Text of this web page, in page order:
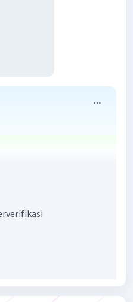
adalah sebuah
dimiliki oleh pihak
keuntungan
serta modalnya dan